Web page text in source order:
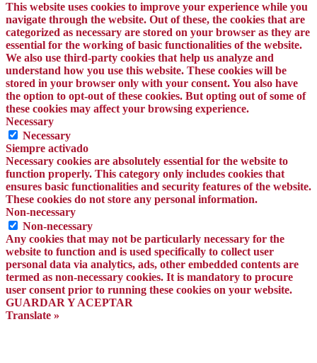
This website uses cookies to improve your experience while you
navigate through the website. Out of these, the cookies that are
categorized as necessary are stored on your browser as they are
essential for the working of basic functionalities of the website.
We also use third-party cookies that help us analyze and
understand how you use this website. These cookies will be
stored in your browser only with your consent. You also have
the option to opt-out of these cookies. But opting out of some of
these cookies may affect your browsing experience.
Necessary
Necessary
Siempre activado
Necessary cookies are absolutely essential for the website to
function properly. This category only includes cookies that
ensures basic functionalities and security features of the website.
These cookies do not store any personal information.
Non-necessary
Non-necessary
Any cookies that may not be particularly necessary for the
website to function and is used specifically to collect user
personal data via analytics, ads, other embedded contents are
termed as non-necessary cookies. It is mandatory to procure
user consent prior to running these cookies on your website.
GUARDAR Y ACEPTAR
Translate »